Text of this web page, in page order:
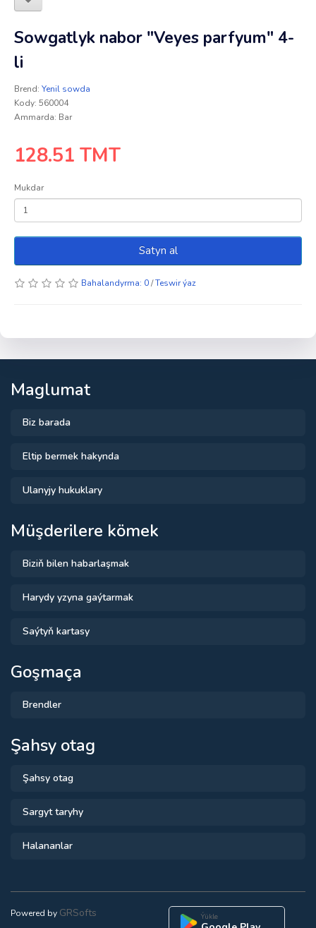
Sowgatlyk nabor "Veyes parfyum" 4-
li
Brend: Yenil sowda
Kody: 560004
Ammarda: Bar
128.51 TMT
Mukdar
Satyn al
Bahalandyrma: 0/Teswir ýaz
Maglumat
Biz barada
Eltip bermek hakynda
Ulanyjy hukuklary
Müşderilere kömek
Biziň bilen habarlaşmak
Harydy yzyna gaýtarmak
Saýtyň kartasy
Goşmaça
Brendler
Şahsy otag
Şahsy otag
Sargyt taryhy
Halananlar
Ýükle
Powered by GRSofts